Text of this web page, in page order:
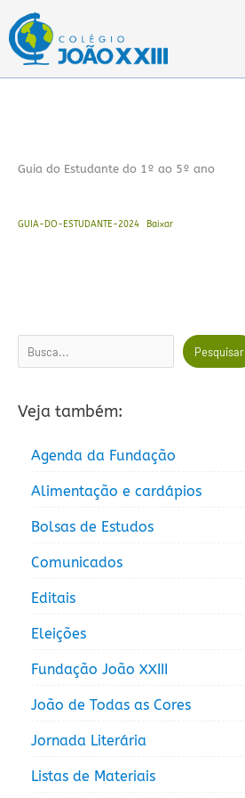
para
conteúdo
Guia do Estudante do 1º ao 5º ano
GUIA-DO-ESTUDANTE-2024 Baixar
Pesquisar Pesquisar
Veja também:
Agenda da Fundação
Alimentação e cardápios
Bolsas de Estudos
Comunicados
Editais
Eleições
Fundação João XXIII
João de Todas as Cores
Jornada Literária
Listas de Materiais